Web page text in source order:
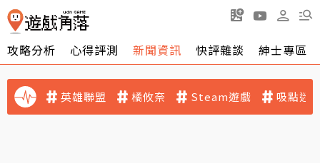
攻略分析 心得評測 新聞資訊 快評雜談 紳士專區
英雄聯盟 橘攸奈 Steam遊戲 吸點迷